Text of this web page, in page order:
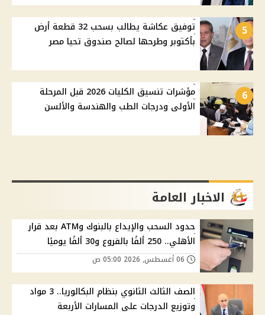
5
توفيق عكاشة يطالب بسحب 32 قطعة أرض
بأكتوبر وطرحها لصالح صندوق تحيا مصر
6
مؤشرات تنسيق الكليات 2026 قبل المرحلة
الأولى ودرجات الطب والهندسة والألسن
الاخبار العامة
حدود السحب والإيداع بالبنوك وATM بعد قرار
الأهلي.. 250 ألفًا بالفروع و30 ألفًا يوميًا
الصف الثالث الثانوي بنظام البكالوريا.. 3 مواد
وتوزيع الدرجات على المسارات الأربعة